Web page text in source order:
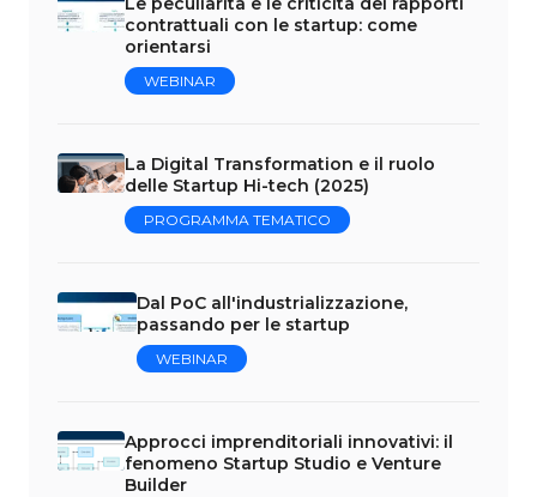
contrattuali con le startup: come
orientarsi
WEBINAR
La Digital Transformation e il ruolo
delle Startup Hi-tech (2025)
PROGRAMMA TEMATICO
Dal PoC all'industrializzazione,
passando per le startup
WEBINAR
Approcci imprenditoriali innovativi: il
fenomeno Startup Studio e Venture
Builder